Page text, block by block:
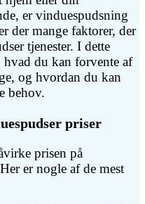
er vinduespudsning
der mange faktorer, der
tjenester. I dette
du kan forvente af
og hvordan du kan
behov.
priser
prisen på
er nogle af de mest